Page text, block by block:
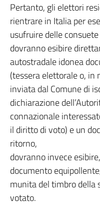
Pertanto, gli elettori
rientrare in Italia per
usufruire delle
dovranno esibire
autostradale idonea
(tessera elettorale o,
inviata dal Comune di
dichiarazione
connazionale
il diritto di voto) e un
ritorno,
dovranno invece
documento
munita del timbro della
votato.